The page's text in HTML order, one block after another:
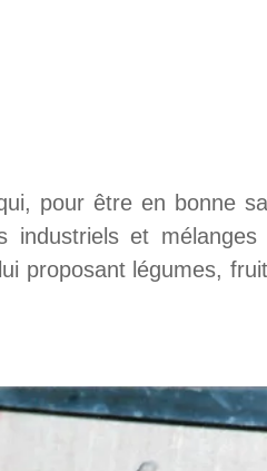
pour être en bonne
industriels et mélanges
proposant légumes,